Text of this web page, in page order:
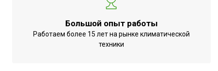
Большой опыт работы
Работаем более 15 лет на рынке климатической
техники